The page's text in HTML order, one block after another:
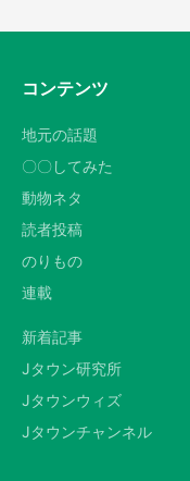
コンテンツ
地元の話題
〇〇してみた
動物ネタ
読者投稿
のりもの
連載
新着記事
Jタウン研究所
Jタウンウィズ
Jタウンチャンネル